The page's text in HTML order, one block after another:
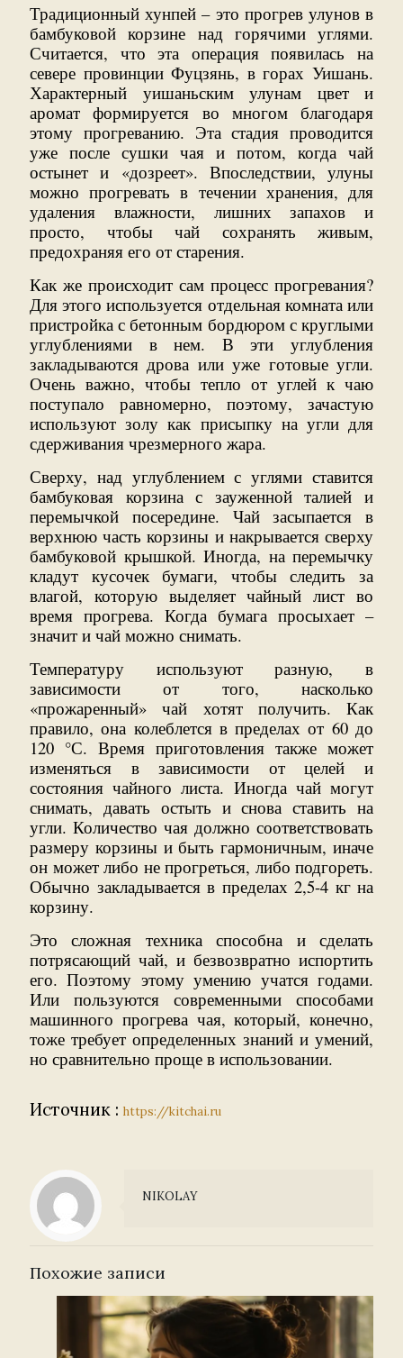
Традиционный хунпей – это прогрев улунов в
бамбуковой корзине над горячими углями.
Считается, что эта операция появилась на
севере провинции Фуцзянь, в горах Уишань.
Характерный уишаньским улунам цвет и
аромат формируется во многом благодаря
этому прогреванию. Эта стадия проводится
уже после сушки чая и потом, когда чай
остынет и «дозреет». Впоследствии, улуны
можно прогревать в течении хранения, для
удаления влажности, лишних запахов и
просто, чтобы чай сохранять живым,
предохраняя его от старения.
Как же происходит сам процесс прогревания?
Для этого используется отдельная комната или
пристройка с бетонным бордюром с круглыми
углублениями в нем. В эти углубления
закладываются дрова или уже готовые угли.
Очень важно, чтобы тепло от углей к чаю
поступало равномерно, поэтому, зачастую
используют золу как присыпку на угли для
сдерживания чрезмерного жара.
Сверху, над углублением с углями ставится
бамбуковая корзина с зауженной талией и
перемычкой посередине. Чай засыпается в
верхнюю часть корзины и накрывается сверху
бамбуковой крышкой. Иногда, на перемычку
кладут кусочек бумаги, чтобы следить за
влагой, которую выделяет чайный лист во
время прогрева. Когда бумага просыхает –
значит и чай можно снимать.
Температуру используют разную, в
зависимости от того, насколько
«прожаренный» чай хотят получить. Как
правило, она колеблется в пределах от 60 до
120 °С. Время приготовления также может
изменяться в зависимости от целей и
состояния чайного листа. Иногда чай могут
снимать, давать остыть и снова ставить на
угли. Количество чая должно соответствовать
размеру корзины и быть гармоничным, иначе
он может либо не прогреться, либо подгореть.
Обычно закладывается в пределах 2,5-4 кг на
корзину.
Это сложная техника способна и сделать
потрясающий чай, и безвозвратно испортить
его. Поэтому этому умению учатся годами.
Или пользуются современными способами
машинного прогрева чая, который, конечно,
тоже требует определенных знаний и умений,
но сравнительно проще в использовании.
Источник : https://kitchai.ru
NIKOLAY
Похожие записи